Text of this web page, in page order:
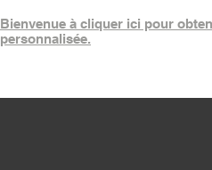
Bienvenue à cliquer ici pour
personnalisée.